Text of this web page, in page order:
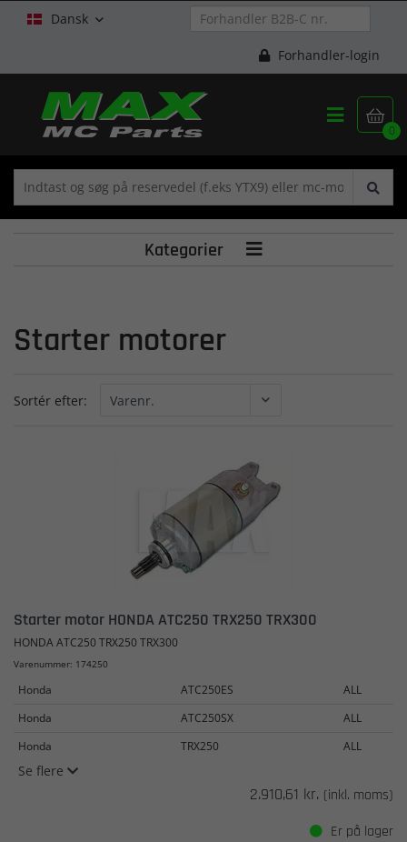
Dansk 
Forhandler-login

0

Kategorier 
Starter motorer
Sortér efter:
Starter motor HONDA ATC250 TRX250 TRX300
HONDA ATC250 TRX250 TRX300
Varenummer: 174250
Honda ATC250ES
ALL
Honda
ATC250SX
ALL
Honda
TRX250 ALL
Se flere
2.910,61 kr. (inkl. moms)
Er på lager